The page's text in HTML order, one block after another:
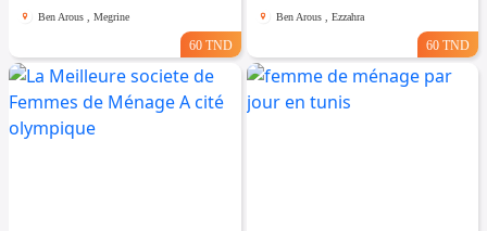
Ben Arous , Megrine
60 TND
Ben Arous , Ezzahra
60 TND